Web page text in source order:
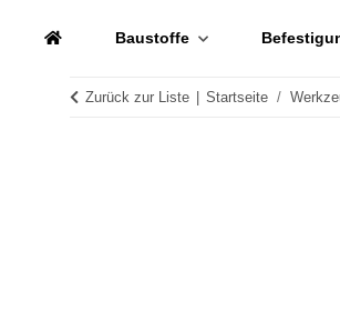
Baustoffe
Zurück zur Liste Startseite